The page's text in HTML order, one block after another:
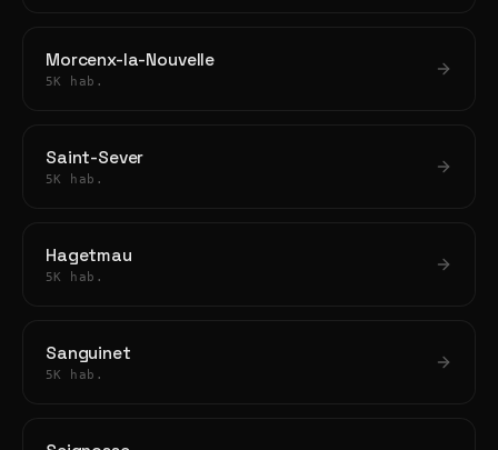
Morcenx-la-Nouvelle
5K hab.
Saint-Sever
5K hab.
Hagetmau
5K hab.
Sanguinet
5K hab.